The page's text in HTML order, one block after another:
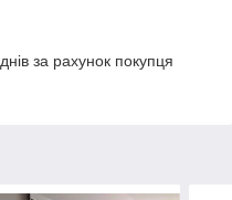
за рахунок покупця